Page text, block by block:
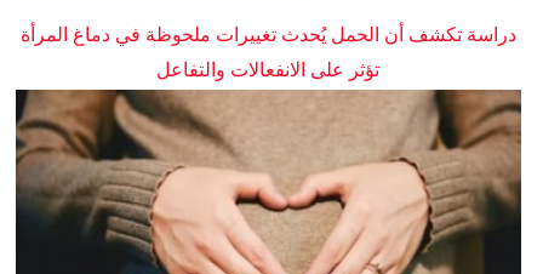
دراسة تكشف أن الحمل يُحدث تغييرات ملحوظة في دماغ المرأة
تؤثر على الانفعالات والتفاعل